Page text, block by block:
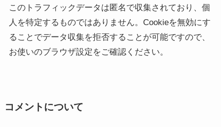
このトラフィックデータは匿名で収集されており、個
人を特定するものではありません。Cookieを無効にす
ることでデータ収集を拒否することが可能ですので、
お使いのブラウザ設定をご確認ください。
コメントについて